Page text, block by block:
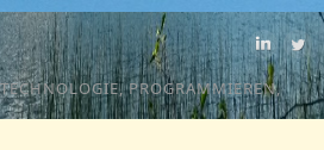
PROGRAMMIEREN,